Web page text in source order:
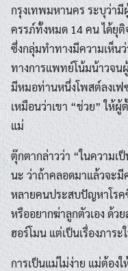
กรุงเทพมหานคร ระบุว่า
ครรภ์ทั้งหมด 14 คน ได้ยุ
ซึ่งกลุ่มทำทางมีความเห็น
ทางการแพทย์โน้มน้าวจน
มีหมอท่านหนึ่งโพสต์ลงเฟ
เหมือนว่าเขา “ช่วย” ให้
แม่
ตุ๊กตากล่าวว่า “ในความเ
นะ ว่าถ้าคลอดมาแล้วจะ
หลายคนประสบปัญหาโรค
หรืออยากฆ่าลูกตัวเอง ด้ว
ฮอร์โมน แต่เป็นเรื่องภาระ
การเป็นแม่ไม่ง่าย แม่ต้อง